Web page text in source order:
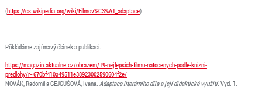
(https://cs.wikipedia.org/wiki/Filmov%C3%A1_adaptace)
Přikládáme zajímavý článek a publikaci.
https://magazin.aktualne.cz/obrazem/19-nejlepsich-filmu-natocenych-podle-knizni-
predlohy/r~670bf410a49511e38923002590604f2e/
NOVÁK, Radomil a GEJGUŠOVÁ, Ivana. Adaptace literárního díla a její didaktické využití. Vyd. 1.